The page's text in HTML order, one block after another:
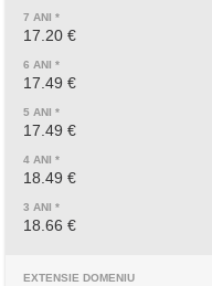
17.20 €
17.49 €
17.49 €
18.49 €
18.66 €